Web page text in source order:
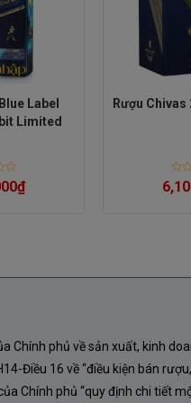
với hương gỗ
dừa.
Label
Limited
₫
Rượu
0
Chính phủ về sản xuất, kinh
Điều 16 về “điều kiện bán
Chính phủ “quy định chi tiết